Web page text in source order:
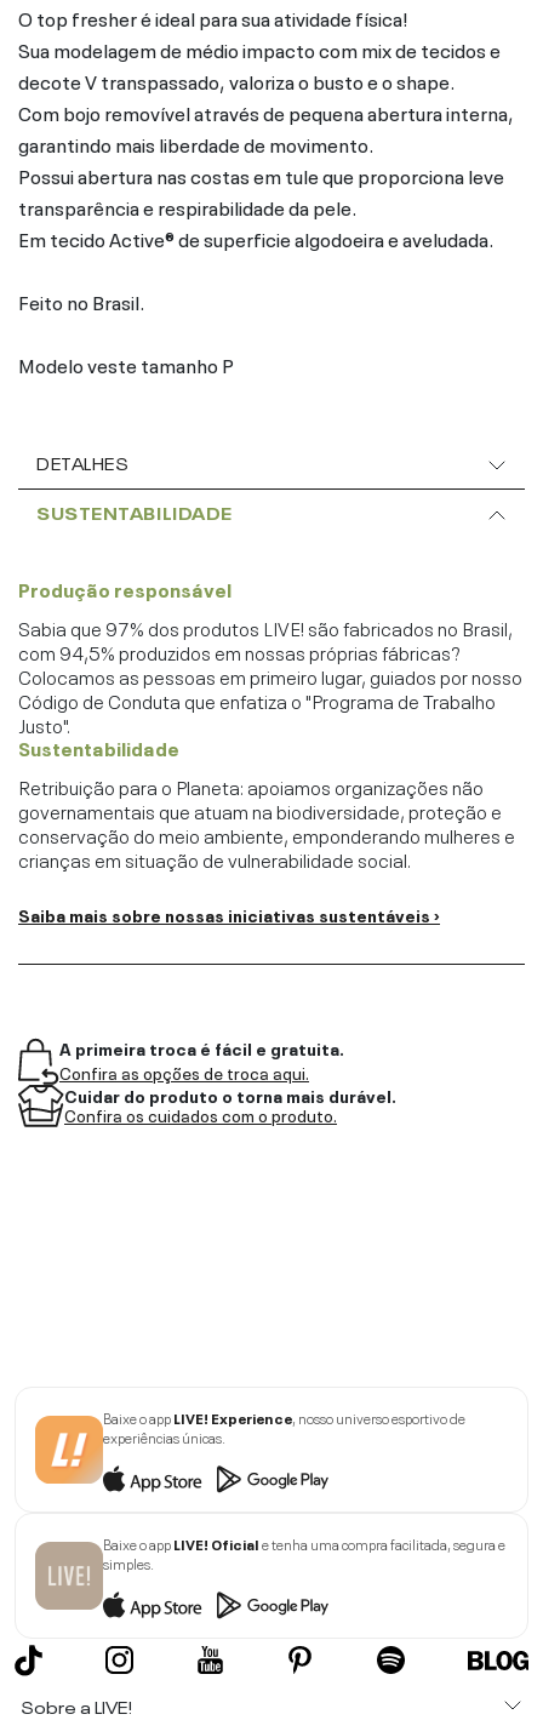
O top fresher é ideal para sua atividade física!
Sua modelagem de médio impacto com mix de tecidos e
decote V transpassado, valoriza o busto e o shape.
Com bojo removível através de pequena abertura interna,
garantindo mais liberdade de movimento.
Possui abertura nas costas em tule que proporciona leve
transparência e respirabilidade da pele.
Em tecido Active® de superficie algodoeira e aveludada.
Feito no Brasil.
Modelo veste tamanho P
DETALHES
SUSTENTABILIDADE
Produção responsável
Sabia que 97% dos produtos LIVE! são fabricados no Brasil,
com 94,5% produzidos em nossas próprias fábricas?
Colocamos as pessoas em primeiro lugar, guiados por nosso
Código de Conduta que enfatiza o "Programa de Trabalho
Justo".
Sustentabilidade
Retribuição para o Planeta: apoiamos organizações não
governamentais que atuam na biodiversidade, proteção e
conservação do meio ambiente, emponderando mulheres e
crianças em situação de vulnerabilidade social.
Saiba mais sobre nossas iniciativas sustentáveis ›
A primeira troca é fácil e gratuita.
Confira as opções de troca aqui.
Cuidar do produto o torna mais durável.
Confira os cuidados com o produto.
Baixe o appLIVE! Experience , nosso universo esportivo de
experiências únicas.
Baixe o appLIVE! Oficiale tenha uma compra facilitada, segura e
simples.
Sobre a LIVE!